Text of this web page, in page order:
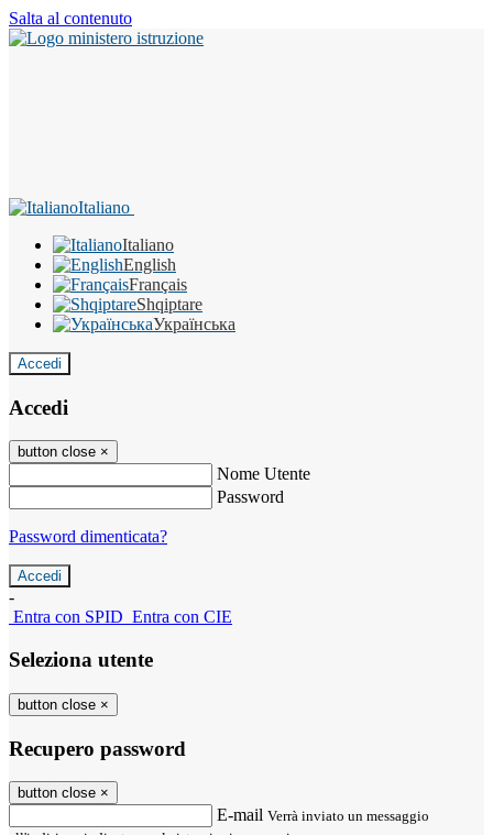
Salta al contenuto
Italiano
Italiano
English
Français
Shqiptare
Українська
Accedi
Accedi
button close ×
Nome Utente
Password
Password dimenticata?
-
Entra con SPID Entra con CIE
Seleziona utente
button close ×
Recupero password
button close ×
E-mail Verrà inviato un messaggio